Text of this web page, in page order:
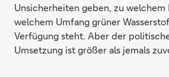
Unsicherheiten geben, zu welchem
welchem Umfang grüner
Verfügung steht. Aber der
Umsetzung ist größer als jemals